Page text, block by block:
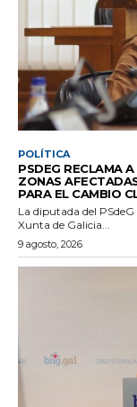
POLÍTICA
PSDEG RECLAMA
ZONAS
PARA EL CAMBIO
La diputada del
Xunta de Galicia...
9 agosto, 2026